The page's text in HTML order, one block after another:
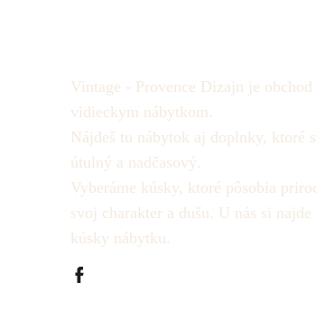
Vintage - Provence Dizajn je
vidieckym nábytkom.
Nájdeš tu nábytok aj doplnky, ktoré
útulný a nadčasový.
Vyberáme kúsky, ktoré pôsobia
svoj charakter a dušu. U nás si
kúsky nábytku.